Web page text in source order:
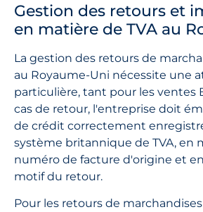
Gestion des retours et
en matière de TVA au
La gestion des retours de
au Royaume-Uni nécessite une
particulière, tant pour les ventes
cas de retour, l'entreprise doit
de crédit correctement
système britannique de TVA, en
numéro de facture d'origine et
motif du retour.
Pour les retours de